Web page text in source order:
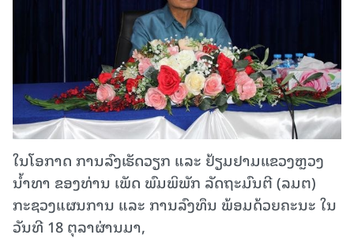
ໃນໂອກາດ ການລົງເຮັດວຽກ ແລະ ຢ້ຽມຢາມແຂວງຫຼວງ
ນໍ້າທາ ຂອງທ່ານ ເພັດ ພົມພິພັກ ລັດຖະມົນຕີ (ລມຕ)
ກະຊວງແຜນການ ແລະ ການລົງທຶນ ພ້ອມດ້ວຍຄະນະ ໃນ
ວັນທີ 18 ຕຸລາຜ່ານມາ,